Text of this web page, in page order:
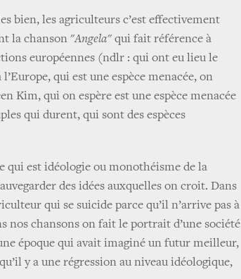
bien, les agriculteurs c’est effectivement
la chanson "Angela" qui fait référence à
européennes (ndlr : qui ont eu lieu le
qui est une espèce menacée, on
Kim, qui on espère est une espèce menacée
qui durent, qui sont des espèces
qui est idéologie ou monothéisme de la
des idées auxquelles on croit. Dans
qui se suicide parce qu’il n’arrive pas à
nos chansons on fait le portrait d’une société
époque qui avait imaginé un futur meilleur,
y a une régression au niveau idéologique,